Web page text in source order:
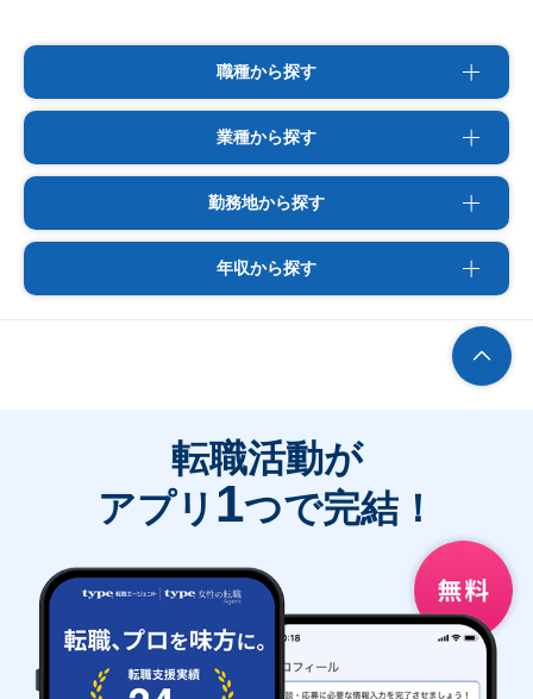
職種から探す
業種から探す
勤務地から探す
年収から探す
転職活動が
アプリ 1つで完結！